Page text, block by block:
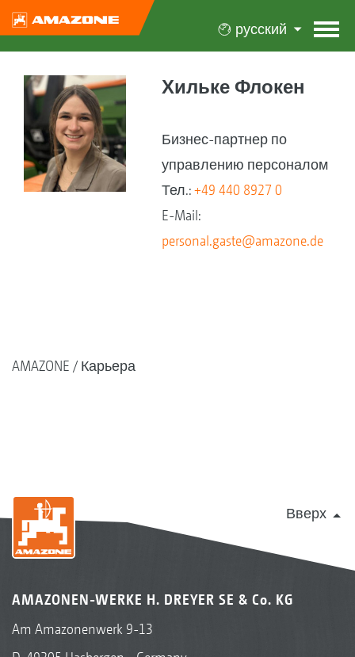
русский
Хильке Флокен
Бизнес-партнер по
управлению персоналом
Тел.:+49 440 8927 0
E-Mail:
personal.gaste@amazone.de
AMAZONE Карьера
Вверх
AMAZONEN-WERKE H. DREYER SE & Co. KG
Am Amazonenwerk 9-13